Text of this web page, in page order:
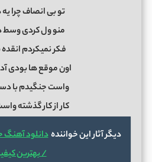
تو بی انصاف چرا
منو ول کردی وسط
فکر نمیکردم
اون موقع ها بودی
واست جنگیدم با
کار از کار گذشته
دیگر آثار این خوانندهدانلود آهنگ
/ بهترین